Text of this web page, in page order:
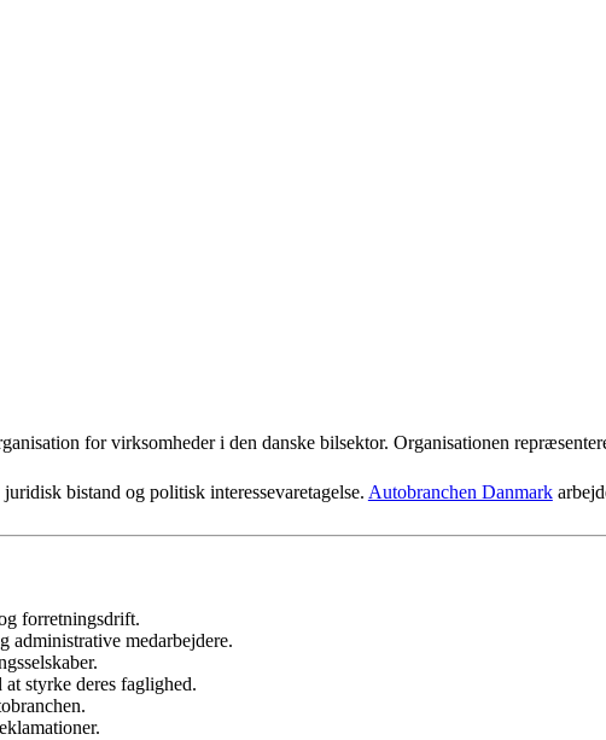
for virksomheder i den danske bilsektor. Organisationen
bistand og politisk interessevaretagelse. Autobranchen Danmark
forretningsdrift.
medarbejdere.
styrke deres faglighed.